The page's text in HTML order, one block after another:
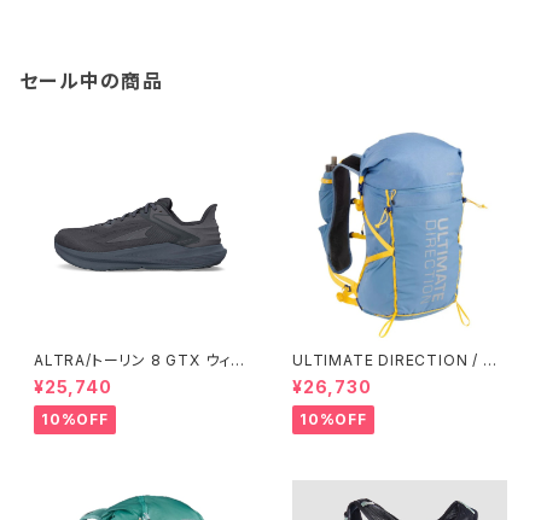
セール中の商品
ALTRA/トーリン 8 GTX ウィメ
ンズ
¥25,740
10%OFF
ULTIMATE DIRECTION / ア
ルティメット ディレクション Fas
tpack 30 Men's / Fog
¥26,730
10%OFF